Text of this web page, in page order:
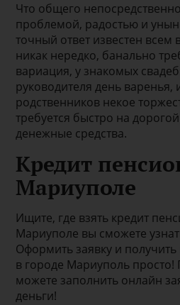
Что общего
проблемой, радостью и
точный ответ известен всем
никак нередко, банально
вариация, у знакомых
руководителя день варенья,
родственников некое
требуется быстро на
денежные средства.
Кредит
Мариуполе
Ищите, где взять кредит
Мариуполе вы сможете
Оформить заявку и
в городе Мариуполь
можете заполнить онлайн
деньги!